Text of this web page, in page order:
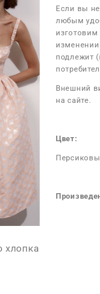
хлопка
Размер S
Длина
Длина
- Сухая
Если вы
любым
подлежит
Внешний
на сайте.
Цвет: